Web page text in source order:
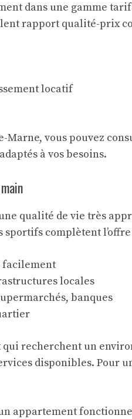
dans une gamme
rapport qualité-prix
locatif
Marne, vous pouvez
à vos besoins.
qualité de vie très
sportifs complètent
facilement
locales
banques
recherchent un
disponibles. Pour
appartement